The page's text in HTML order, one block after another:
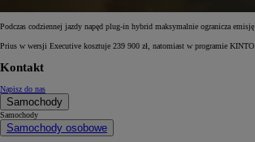
Podczas codziennej jazdy napęd plug-in hybrid maksymalnie ogranicza
Prius w wersji Executive kosztuje 239 900 zł, natomiast w programie
Kontakt
Napisz do nas
Samochody
Samochody
Samochody osobowe